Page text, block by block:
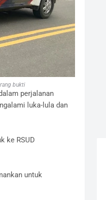
bukti
perjalanan
luka-lula dan
ke RSUD
untuk